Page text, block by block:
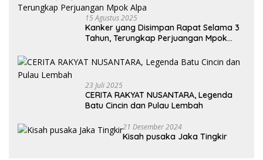
15 Agustus 2025
Kanker yang Disimpan Rapat Selama 3
Tahun, Terungkap Perjuangan Mpok
23 Juli 2025
CERITA RAKYAT NUSANTARA, Legenda
Batu Cincin dan Pulau Lembah
21 Desember 2024
Kisah pusaka Jaka Tingkir